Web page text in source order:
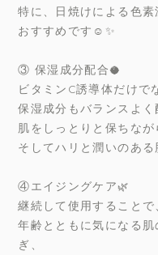
特に、日焼けによる色
おすすめです☺️✨
③ 保湿成分配合🥥
ビタミンC誘導体だけで
保湿成分もバランスよく
肌をしっとりと保ちなが
そしてハリと潤いのあ
④エイジングケア🌿
継続して使用することで
年齢とともに気になる
ぎ、